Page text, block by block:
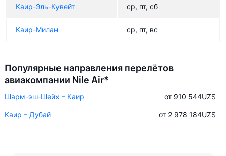
Каир-Эль-Кувейт ср, пт, сб
Каир-Милан ср, пт, вс
Популярные направления перелётов
авиакомпании Nile Air*
Шарм-эш-Шейх – Каир от 910 544UZS
Каир – Дубай от 2 978 184UZS